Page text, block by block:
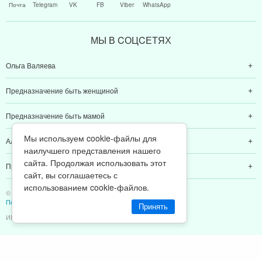
Почта Telegram VK FB Viber WhatsApp
МЫ В CОЦCЕТЯХ
Ольга Валяева
Предназначение быть женщиной
Предназначение быть мамой
Алексей Валяев
Предназначение быть папой
© 2011-2026 Предназначение быть Женщиной
Политика конфиденциальности
ИП Валяев А. В. | ИНН 380111808709
Мы используем cookie-файлы для
наилучшего представления нашего
сайта. Продолжая использовать этот
сайт, вы соглашаетесь с
использованием cookie-файлов.
Принять